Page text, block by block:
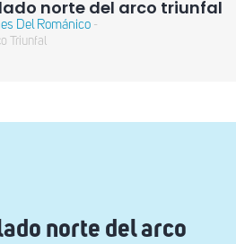
norte del arco triunfal
Del Románico -
Triunfal
norte del arco